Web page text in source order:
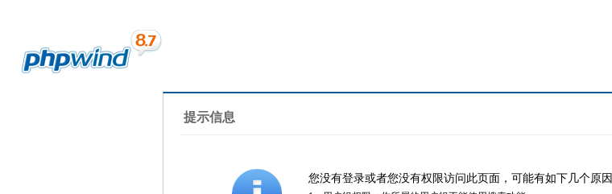
提示信息
您没有登录或者您没有权限访问此页面，可能有如下几个原因